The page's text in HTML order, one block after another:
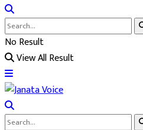
No Result
View All Result